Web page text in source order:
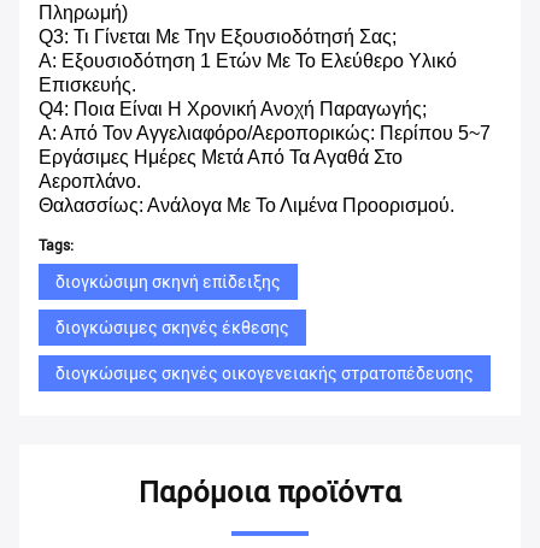
Πληρωμή)
Q3: Τι Γίνεται Με Την Εξουσιοδότησή Σας;
Α: Εξουσιοδότηση 1 Ετών Με Το Ελεύθερο Υλικό
Επισκευής.
Q4: Ποια Είναι Η Χρονική Ανοχή Παραγωγής;
Α: Από Τον Αγγελιαφόρο/αεροπορικώς: Περίπου 5~7
Εργάσιμες Ημέρες Μετά Από Τα Αγαθά Στο
Αεροπλάνο.
Θαλασσίως: Ανάλογα Με Το Λιμένα Προορισμού.
Tags:
διογκώσιμη σκηνή επίδειξης
διογκώσιμες σκηνές έκθεσης
διογκώσιμες σκηνές οικογενειακής στρατοπέδευσης
Παρόμοια προϊόντα